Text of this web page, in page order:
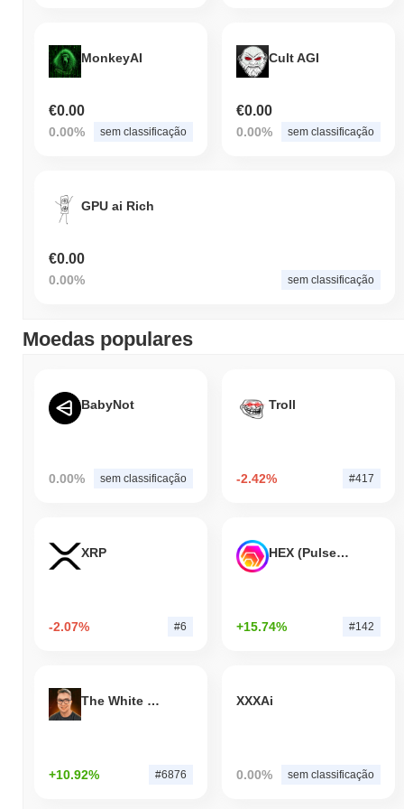
MonkeyAI
€0.00
0.00% sem classificação
Cult AGI
€0.00
0.00% sem classificação
GPU ai Rich
€0.00
0.00% sem classificação
Moedas populares
BabyNot
0.00% sem classificação
Troll
-2.42% #417
XRP
-2.07% #6
HEX (Pulsechain)
+15.74% #142
The White Bull
+10.92% #6876
XXXAi
0.00% sem classificação